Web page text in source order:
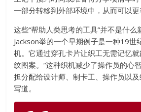
一部分转移到外部环境中，从而可以更
这些“帮助人类思考的工具”并不是什
Jackson举的一个早期例子是一种19
机。它通过穿孔卡片让织工无需记忆
纹图案。“这种织机减少了操作员的心
担分配给设计师、制卡工、操作员以
写道。